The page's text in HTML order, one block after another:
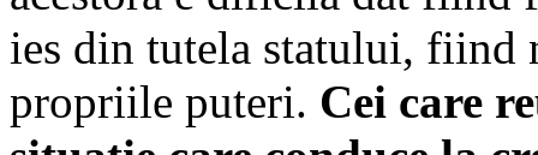
ies din tutela statului, fiind
propriile puteri. Cei care